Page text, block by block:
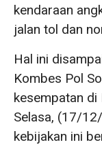
kendaraan
jalan tol dan
Hal ini
Kombes Pol
kesempatan
Selasa, (17/
kebijakan ini